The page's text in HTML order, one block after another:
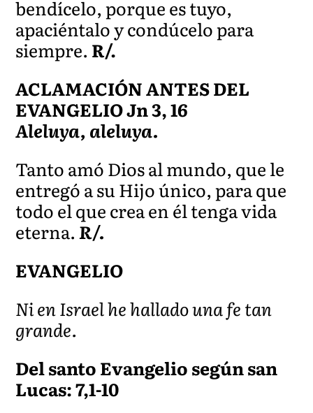
bendícelo, porque es tuyo,
apaciéntalo y condúcelo para
siempre. R/.
ACLAMACIÓN ANTES DEL
EVANGELIO Jn 3, 16
Aleluya, aleluya.
Tanto amó Dios al mundo, que le
entregó a su Hijo único, para que
todo el que crea en él tenga vida
eterna.R/.
EVANGELIO
Ni en Israel he hallado una fe tan
grande.
Del santo Evangelio según san
Lucas: 7,1-10